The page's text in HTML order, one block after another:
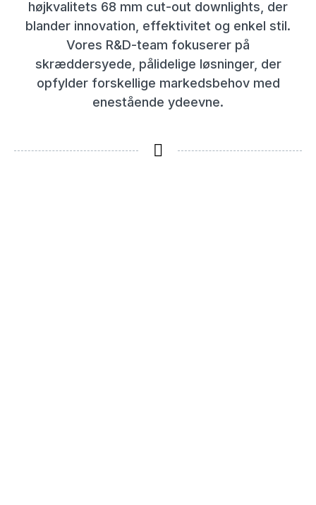
højkvalitets 68 mm cut-out downlights, der
blander innovation, effektivitet og enkel stil.
Vores R&D-team fokuserer på
skræddersyede, pålidelige løsninger, der
opfylder forskellige markedsbehov med
enestående ydeevne.